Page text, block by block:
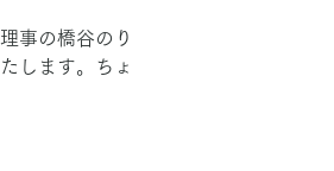
事の橋谷のり
します。ちょ